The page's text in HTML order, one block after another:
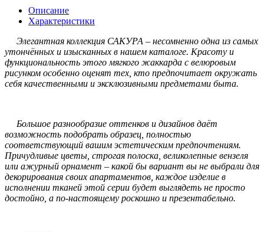
Описание
Характеристики
Элегантная коллекция САКУРА – несомненно одна из самых
утончённых и изысканных в нашем каталоге. Красоту и
функциональность этого мягкого жаккарда с велюровым
рисунком особенно оценят тех, кто предпочитает окружать
себя качественными и эксклюзивными предметами быта.
Большое разнообразие оттенков и дизайнов даёт
возможность подобрать образец, полностью
соответствующий вашим эстетическим предпочтениям.
Причудливые цветы, строгая полоска, великолепные вензеля
или ажурный орнамент – какой бы вариант вы не выбрали для
декорирования своих апартаментов, каждое изделие в
исполнении тканей этой серии будет выглядеть не просто
достойно, а по-настоящему роскошно и презентабельно.